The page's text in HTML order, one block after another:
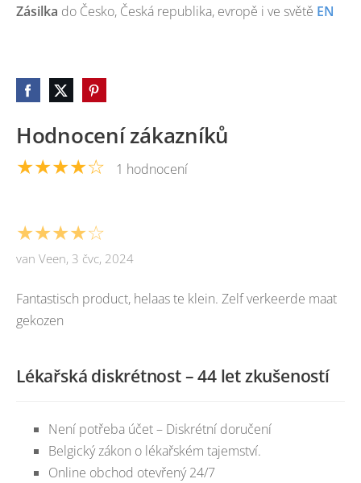
Lékařská diskrétnost – 44 let zkušeností
Není potřeba účet – Diskrétní doručení
Belgický zákon o lékařském tajemství.
Online obchod otevřený 24/7
Zásilka do Česko, Česká republika, evropě i ve světě EN
Hodnocení zákazníků
★★★★☆ 1 hodnocení
★★★★☆
van Veen, 3 čvc, 2024
Fantastisch product, helaas te klein. Zelf verkeerde maat
gekozen